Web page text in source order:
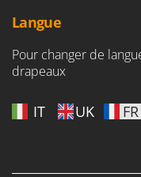
Langue
Pour changer de
drapeaux
IT UK FR